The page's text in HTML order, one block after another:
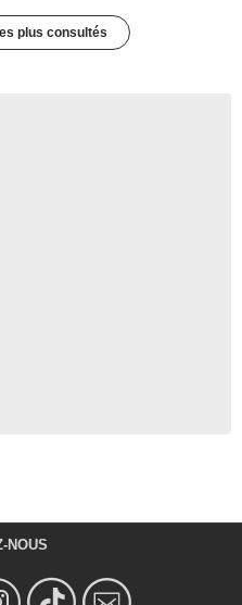
plus consultés
NOUS